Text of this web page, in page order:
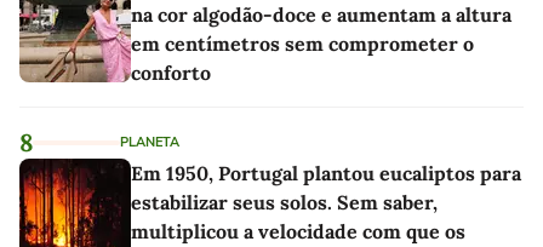
na cor algodão-doce e aumentam a altura
em centímetros sem comprometer o
conforto
8 PLANETA
Em 1950, Portugal plantou eucaliptos para
estabilizar seus solos. Sem saber,
multiplicou a velocidade com que os